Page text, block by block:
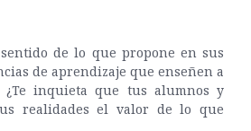
de lo que propone en sus
de aprendizaje que enseñen a
inquieta que tus alumnos y
realidades el valor de lo que